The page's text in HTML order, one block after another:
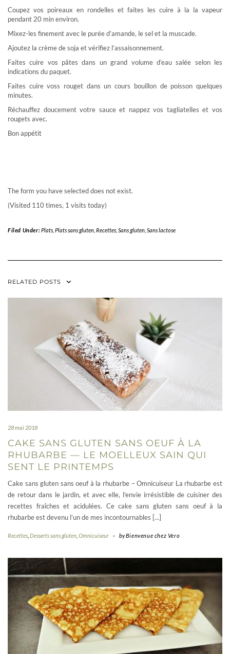
Coupez vos poireaux en rondelles et faites les cuire à la la vapeur
pendant 20 min environ.
Mixez-les finement avec le purée d’amande, le sel et la muscade.
Ajoutez la crème de soja et vérifiez l’assaisonnement.
Faites cuire vos pâtes dans un grand volume d’eau salée selon les
indications du paquet.
Faites cuire voss rouget dans un cours bouillon de poisson quelques
minutes.
Réchauffez doucement votre sauce et nappez vos tagliatelles et vos
rougets avec.
Bon appétit
The form you have selected does not exist.
(Visited 110 times, 1 visits today)
Filed Under: Plats, Plats sans gluten, Recettes, Sans gluten, Sans lactose
RELATED POSTS
28 mai 2018
CAKE SANS GLUTEN SANS OEUF À LA
RHUBARBE — LE MOELLEUX SAIN QUI
SENT LE PRINTEMPS
Cake sans gluten sans oeuf à la rhubarbe – Omnicuiseur La rhubarbe est
de retour dans le jardin, et avec elle, l’envie irrésistible de cuisiner des
recettes fraîches et acidulées. Ce cake sans gluten sans oeuf à la
rhubarbe est devenu l’un de mes incontournables […]
Recettes Desserts sans gluten Omnicuiseur - byBienvenue chez Vero